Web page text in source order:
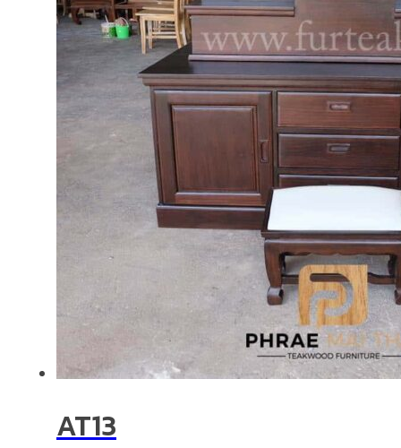
AT13